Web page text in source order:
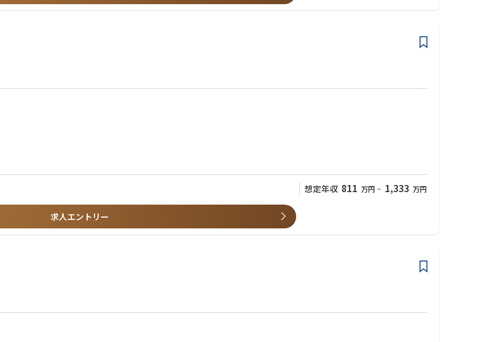
品戦略・ガイドラインに関する連携
ィング会社と緊密に連携して業務を遂行します。日本支店の成長に伴い、将来的には日本のアンダーライティング機能全体を統括
想定年収 811 万円 ~ 1,333 万円
求人エントリー